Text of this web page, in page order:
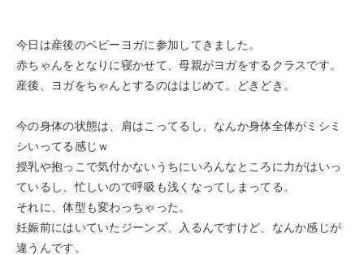
今日は産後のベビーヨガに参加してきました。
赤ちゃんをとなりに寝かせて、母親がヨガをするクラスです。
産後、ヨガをちゃんとするのははじめて。どきどき。
今の身体の状態は、肩はこってるし、なんか身体全体がミシミ
シいってる感じｗ
授乳や抱っこで気付かないうちにいろんなところに力がはいっ
ているし、忙しいので呼吸も浅くなってしまってる。
それに、体型も変わっちゃった。
妊娠前にはいていたジーンズ、入るんですけど、なんか感じが
違うんです。